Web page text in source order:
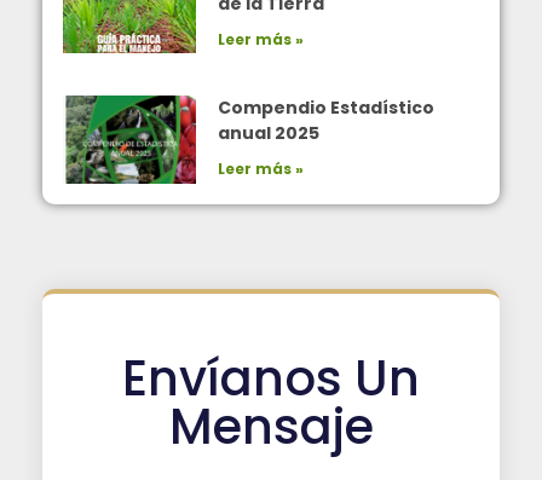
Leer más »
Compendio Estadístico
anual 2025
Leer más »
Envíanos Un
Mensaje